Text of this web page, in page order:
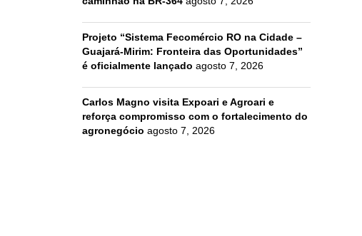
Projeto “Sistema Fecomércio RO na Cidade –
Guajará-Mirim: Fronteira das Oportunidades”
é oficialmente lançado agosto 7, 2026
Carlos Magno visita Expoari e Agroari e
reforça compromisso com o fortalecimento do
agronegócio agosto 7, 2026